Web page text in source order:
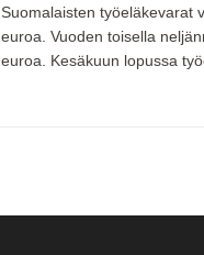
Suomalaisten työeläkevarat
euroa. Vuoden toisella
euroa. Kesäkuun lopussa